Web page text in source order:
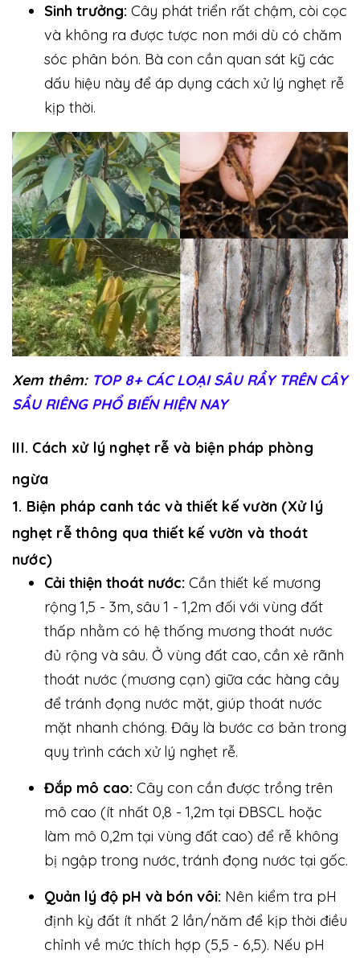
Sinh trưởng: Cây phát triển rất chậm, còi cọc
và không ra được tược non mới dù có chăm
sóc phân bón. Bà con cần quan sát kỹ các
dấu hiệu này để áp dụng cách xử lý nghẹt rễ
kịp thời.
Xem thêm: TOP 8+ CÁC LOẠI SÂU RẦY TRÊN CÂY
SẦU RIÊNG PHỔ BIẾN HIỆN NAY
III. Cách xử lý nghẹt rễ và biện pháp phòng
ngừa
1. Biện pháp canh tác và thiết kế vườn (Xử lý
nghẹt rễ thông qua thiết kế vườn và thoát
nước)
Cải thiện thoát nước: Cần thiết kế mương
rộng 1,5 - 3m, sâu 1 - 1,2m đối với vùng đất
thấp nhằm có hệ thống mương thoát nước
đủ rộng và sâu. Ở vùng đất cao, cần xẻ rãnh
thoát nước (mương cạn) giữa các hàng cây
để tránh đọng nước mặt, giúp thoát nước
mặt nhanh chóng. Đây là bước cơ bản trong
quy trình cách xử lý nghẹt rễ.
Đắp mô cao: Cây con cần được trồng trên
mô cao (ít nhất 0,8 - 1,2m tại ĐBSCL hoặc
làm mô 0,2m tại vùng đất cao) để rễ không
bị ngập trong nước, tránh đọng nước tại gốc.
Quản lý độ pH và bón vôi: Nên kiểm tra pH
định kỳ đất ít nhất 2 lần/năm để kịp thời điều
chỉnh về mức thích hợp (5,5 - 6,5). Nếu pH